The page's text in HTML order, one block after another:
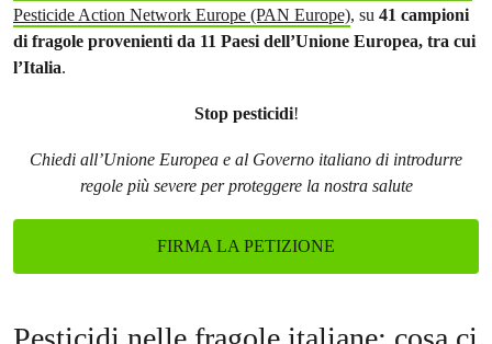
Pesticide Action Network Europe (PAN Europe), su 41 campioni
di fragole provenienti da 11 Paesi dell’Unione Europea, tra cui
l’Italia.
Stop pesticidi!
Chiedi all’Unione Europea e al Governo italiano di introdurre
regole più severe per proteggere la nostra salute
FIRMA LA PETIZIONE